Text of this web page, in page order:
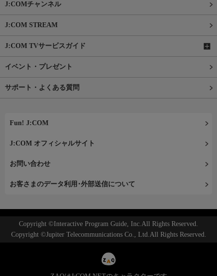
J:COMチャンネル
J:COM STREAM
J:COM TVサービスガイド
イベント・プレゼント
サポート・よくある質問
Fun! J:COM
J:COM オフィシャルサイト
お問い合わせ
お客さまのデータ利用･外部送信について
Copyright ©Interactive Program Guide, Inc.All Rights Reserved.
Copyright ©Jupiter Telecommunications Co., Ltd.All Rights Reserved.